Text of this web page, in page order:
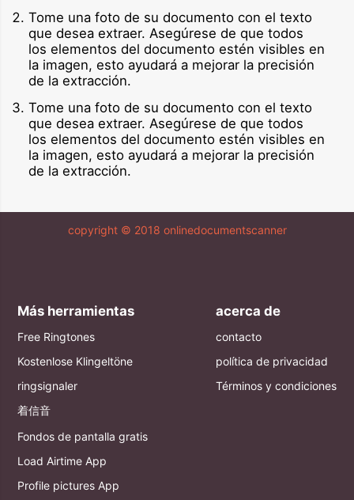
Tome una foto de su documento con el texto
que desea extraer. Asegúrese de que todos
los elementos del documento estén visibles en
la imagen, esto ayudará a mejorar la precisión
de la extracción.
Tome una foto de su documento con el texto
que desea extraer. Asegúrese de que todos
los elementos del documento estén visibles en
la imagen, esto ayudará a mejorar la precisión
de la extracción.
copyright © 2018 onlinedocumentscanner
Más herramientas
Free Ringtones
Kostenlose Klingeltöne
ringsignaler
着信音
Fondos de pantalla gratis
Load Airtime App
Profile pictures App
acerca de
contacto
política de privacidad
Términos y condiciones